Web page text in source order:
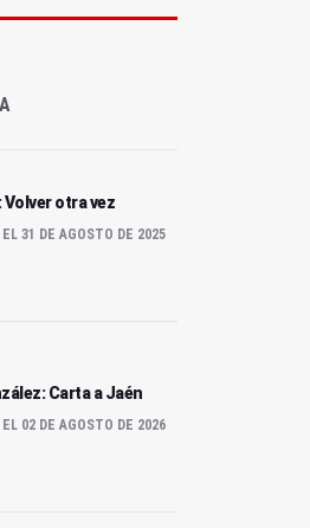
Volver otra vez
EL 31 DE AGOSTO DE 2025
Carta a Jaén
EL 02 DE AGOSTO DE 2026